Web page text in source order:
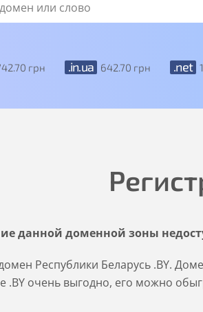
.70 грн .in.ua 642.70 грн .net
данной доменной зоны
Республики Беларусь .BY.
.BY очень выгодно, его можно